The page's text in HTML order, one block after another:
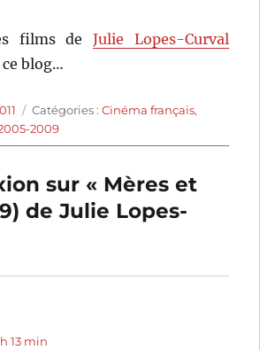
films de Julie Lopes-Curval
blog…
Catégories
Catégories :Cinéma français,
2009
sur « Mères et
de Julie Lopes-
13 min